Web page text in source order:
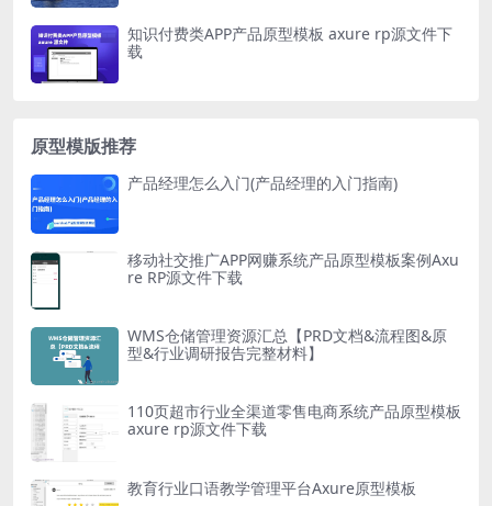
知识付费类APP产品原型模板 axure rp源文件下
载
原型模版推荐
产品经理怎么入门(产品经理的入门指南)
移动社交推广APP网赚系统产品原型模板案例Axu
re RP源文件下载
WMS仓储管理资源汇总【PRD文档&流程图&原
型&行业调研报告完整材料】
110页超市行业全渠道零售电商系统产品原型模板
axure rp源文件下载
教育行业口语教学管理平台Axure原型模板